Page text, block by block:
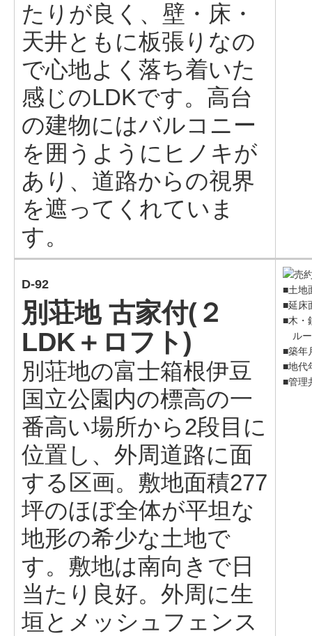
たりが良く、壁・床・
天井ともに板張りなの
で心地よく落ち着いた
感じのLDKです。高台
の建物にはバルコニー
を囲うようにヒノキが
あり、道路からの視界
を遮ってくれていま
す。
D-92
別荘地 古家付(２
LDK＋ロフト)
別荘地の富士箱根伊豆
国立公園内の標高の一
番高い場所から2段目に
位置し、外周道路に面
する区画。敷地面積277
坪のほぼ全体が平坦な
地形の希少な土地で
す。敷地は南向きで日
当たり良好。外周に生
垣とメッシュフェンス
■土地
■延床
■木・
ルー
■築年
■地代
■管理